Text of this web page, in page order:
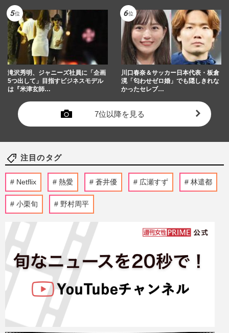
滝沢秀明、ジャニーズ社員に「企画
5つ出して」目指すビジネスモデル
は『米津玄師…
川口春奈＆サッカー日本代表・板倉
滉「匂わせゼロ婚」でも隠しきれな
かったセレブ…
7位以降を見る
注目のタグ
Netflix 熱愛 蒼井優 広瀬すず 林遣都
小栗旬 野村周平